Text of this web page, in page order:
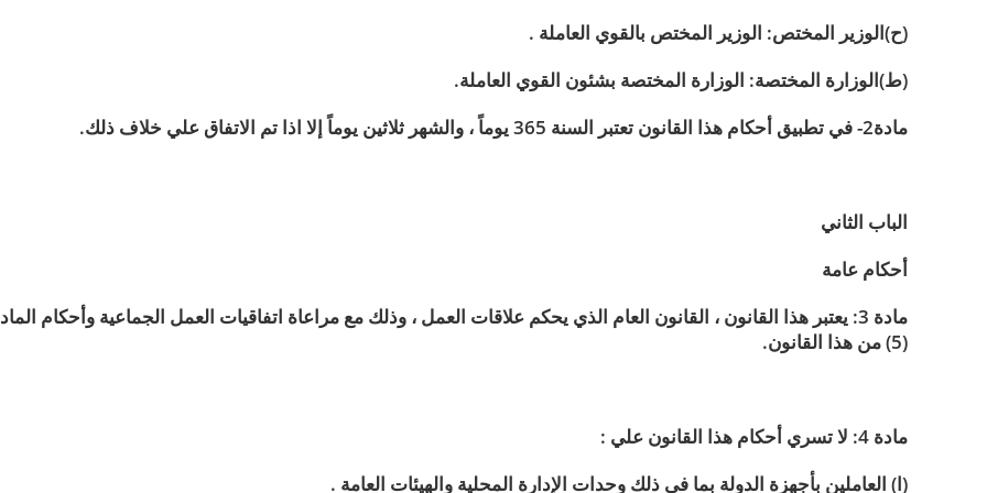
(ح)الوزير المختص: الوزير المختص بالقوي العاملة .
(ط)الوزارة المختصة: الوزارة المختصة بشئون القوي العاملة.
مادة2- في تطبيق أحكام هذا القانون تعتبر السنة 365 يوماً ، والشهر ثلاثين يوماً إلا اذا تم الاتفاق علي خلاف ذلك.
الباب الثاني
أحكام عامة
مادة 3: يعتبر هذا القانون ، القانون العام الذي يحكم علاقات العمل ، وذلك مع مراعاة اتفاقيات العمل الجماعية وأحكام
(5) من هذا القانون.
مادة 4: لا تسري أحكام هذا القانون علي :
(ا) العاملين بأجهزة الدولة بما في ذلك وحدات الإدارة المحلية والهيئات العامة .